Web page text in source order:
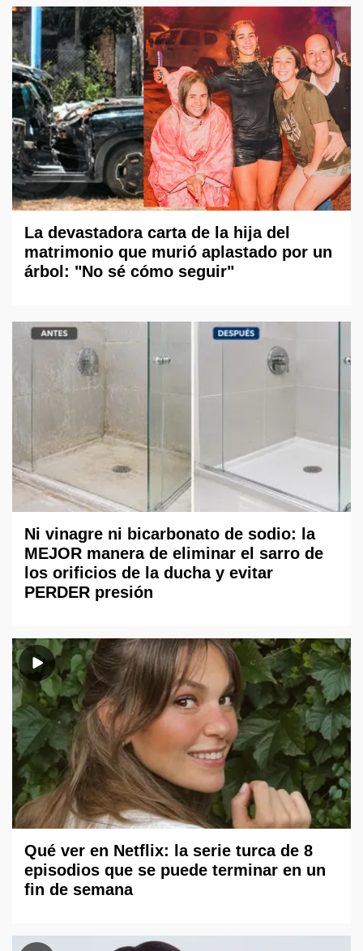
La devastadora carta de la hija del
matrimonio que murió aplastado por un
árbol: "No sé cómo seguir"
Ni vinagre ni bicarbonato de sodio: la
MEJOR manera de eliminar el sarro de
los orificios de la ducha y evitar
PERDER presión
Qué ver en Netflix: la serie turca de 8
episodios que se puede terminar en un
fin de semana